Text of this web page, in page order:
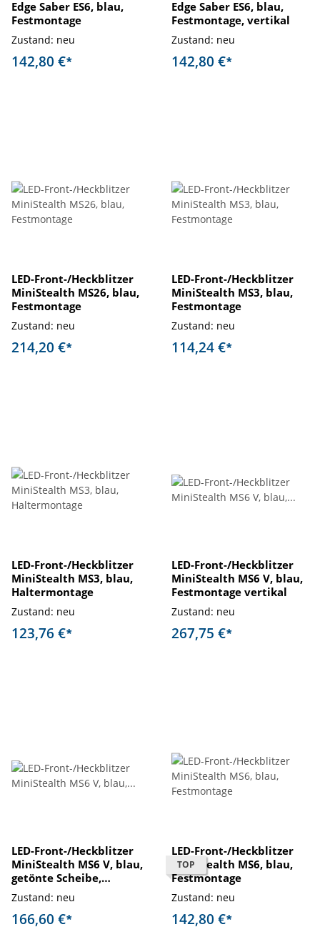
Edge Saber ES6, blau,
Festmontage
Zustand: neu
142,80 €*
Edge Saber ES6, blau,
Festmontage, vertikal
Zustand: neu
142,80 €*
LED-Front-/Heckblitzer
MiniStealth MS26, blau,
Festmontage
Zustand: neu
214,20 €*
LED-Front-/Heckblitzer
MiniStealth MS3, blau,
Festmontage
Zustand: neu
114,24 €*
LED-Front-/Heckblitzer
MiniStealth MS3, blau,
Haltermontage
Zustand: neu
123,76 €*
LED-Front-/Heckblitzer
MiniStealth MS6 V, blau,
Festmontage vertikal
Zustand: neu
267,75 €*
LED-Front-/Heckblitzer
MiniStealth MS6 V, blau,
getönte Scheibe,
Haltermontage
Zustand: neu
166,60 €*
TOP
LED-Front-/Heckblitzer
MiniStealth MS6, blau,
Festmontage
Zustand: neu
142,80 €*